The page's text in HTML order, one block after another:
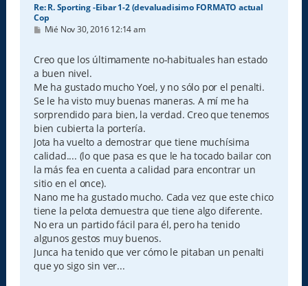
Re: R. Sporting -Eibar 1-2 (devaluadisimo FORMATO actual
Cop
M
s
a
j
e
Mié Nov 30, 2016 12:14 am
Creo que los últimamente no-habituales han estado
a buen nivel.
Me ha gustado mucho Yoel, y no sólo por el penalti.
Se le ha visto muy buenas maneras. A mí me ha
sorprendido para bien, la verdad. Creo que tenemos
bien cubierta la portería.
Jota ha vuelto a demostrar que tiene muchísima
calidad.... (lo que pasa es que le ha tocado bailar con
la más fea en cuenta a calidad para encontrar un
sitio en el once).
Nano me ha gustado mucho. Cada vez que este chico
tiene la pelota demuestra que tiene algo diferente.
No era un partido fácil para él, pero ha tenido
algunos gestos muy buenos.
Junca ha tenido que ver cómo le pitaban un penalti
que yo sigo sin ver...